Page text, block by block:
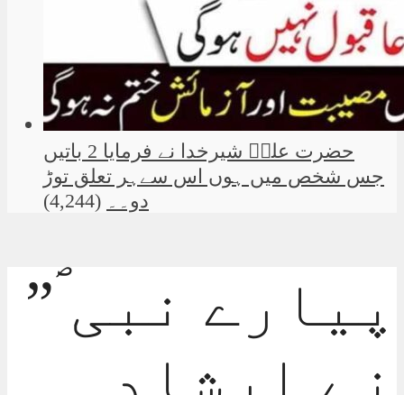
حضرت علیؑ شیرخدا نے فرمایا 2 باتیں
جس شخص میں ہوں اس سےہر تعلق توڑ
دو۔۔ (4,244)
”پیارے نبی ؐ
نے ارشاد